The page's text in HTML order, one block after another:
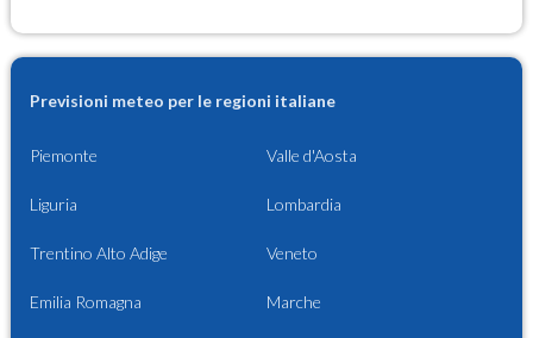
Previsioni meteo per le regioni italiane
Piemonte Valle d'Aosta
Liguria Lombardia
Trentino Alto Adige Veneto
Emilia Romagna Marche